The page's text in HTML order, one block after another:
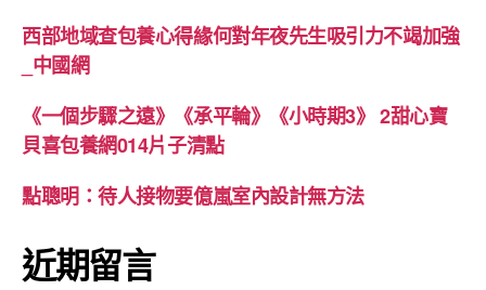
西部地域查包養心得緣何對年夜先生吸引力不竭加強
_中國網
《一個步驟之遠》《承平輪》《小時期3》 2甜心寶
貝喜包養網014片子清點
點聰明：待人接物要億嵐室內設計無方法
近期留言